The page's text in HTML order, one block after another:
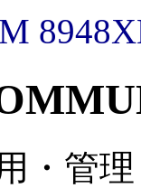
・管